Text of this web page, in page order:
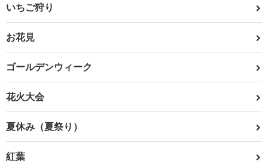
いちご狩り
お花見
ゴールデンウィーク
花火大会
夏休み（夏祭り）
紅葉